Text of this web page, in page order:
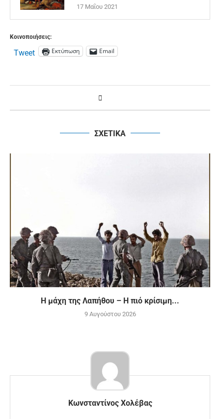
17 Μαΐου 2021
Κοινοποιήσεις:
Tweet Εκτύπωση Email
ΣΧΕΤΙΚΑ
H μάχη της Λαπήθου – Η πιό κρίσιμη...
9 Αυγούστου 2026
Κωνσταντίνος Χολέβας